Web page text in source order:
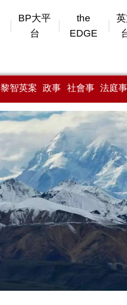
BP大平
台
the
EDGE
黎智英案 政事 社會事 法庭事